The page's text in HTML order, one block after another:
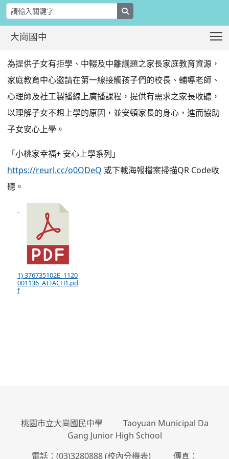
大崗國中
「小桃家幸福+ 安心上學系列」
為提供子女有拒學、中輟及中離議題之家長家庭教育資源，
家庭教育中心邀請在第一線接觸孩子們的校長、輔導老師、
心理師及社工製播線上廣播課程，提供有需求之家長收聽，
以理解子女不想上學的原因，並安頓家長的身心，進而協助
子女安心上學。
「小桃家幸福+ 安心上學系列」
https://reurl.cc/o0ODeQ 或下載海報檔案掃描QR Code收
聽。
1) 376735102E_1120
001136_ATTACH1.pd
f
桃園市立大崗國民中學 Taoyuan Municipal Da
Gang Junior High School
電話：(03)3280888 (校內分機表) 傳真：